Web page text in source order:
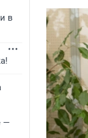
в
—